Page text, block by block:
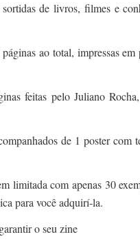
de livros, filmes e
ao total, impressas
feitas pelo Juliano
de 1 poster com
limitada com apenas 30
para você adquirí-la.
o seu zine